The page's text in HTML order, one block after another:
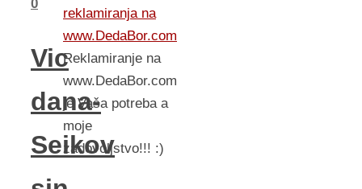
0
Vic
dana-
Seikov
reklamiranja na
www.DedaBor.com
Reklamiranje na
www.DedaBor.com
je Vaša potreba a
moje
zadovoljstvo!!! :)